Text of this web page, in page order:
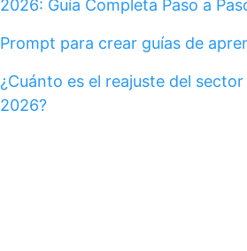
2026: Guía Completa Paso a
Prompt para crear guías de
¿Cuánto es el reajuste del
2026?